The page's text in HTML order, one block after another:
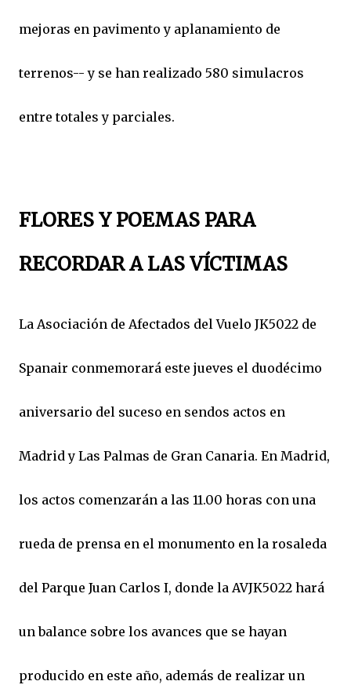
mejoras en pavimento y aplanamiento de
terrenos-- y se han realizado 580 simulacros
entre totales y parciales.
FLORES Y POEMAS PARA
RECORDAR A LAS VÍCTIMAS
La Asociación de Afectados del Vuelo JK5022 de
Spanair conmemorará este jueves el duodécimo
aniversario del suceso en sendos actos en
Madrid y Las Palmas de Gran Canaria. En Madrid,
los actos comenzarán a las 11.00 horas con una
rueda de prensa en el monumento en la rosaleda
del Parque Juan Carlos I, donde la AVJK5022 hará
un balance sobre los avances que se hayan
producido en este año, además de realizar un